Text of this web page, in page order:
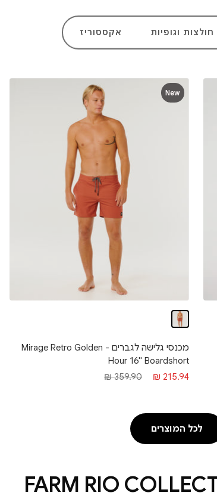
חולצות וגופיות אקססוריז
New
מכנסי גלישה לגברים - Mirage Retro Golden
Hour 16" Boardshort
מחיר
215.94 ₪
מחיר
359.90 ₪
לכל המוצרים
FARM RIO